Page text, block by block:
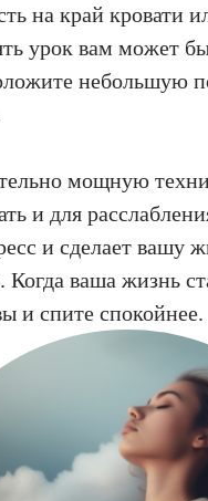
на край кровати
урок вам может
небольшую
мощную
и для
и сде­лает вашу
Когда ваша жизнь
и спите спокойнее.